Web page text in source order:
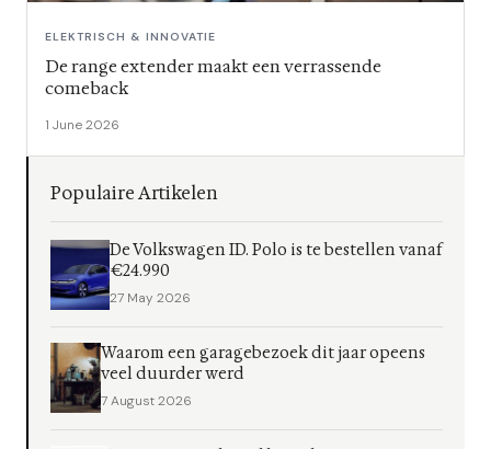
ELEKTRISCH & INNOVATIE
De range extender maakt een verrassende
comeback
1 June 2026
Populaire Artikelen
De Volkswagen ID. Polo is te bestellen vanaf
€24.990
27 May 2026
Waarom een garagebezoek dit jaar opeens
veel duurder werd
7 August 2026